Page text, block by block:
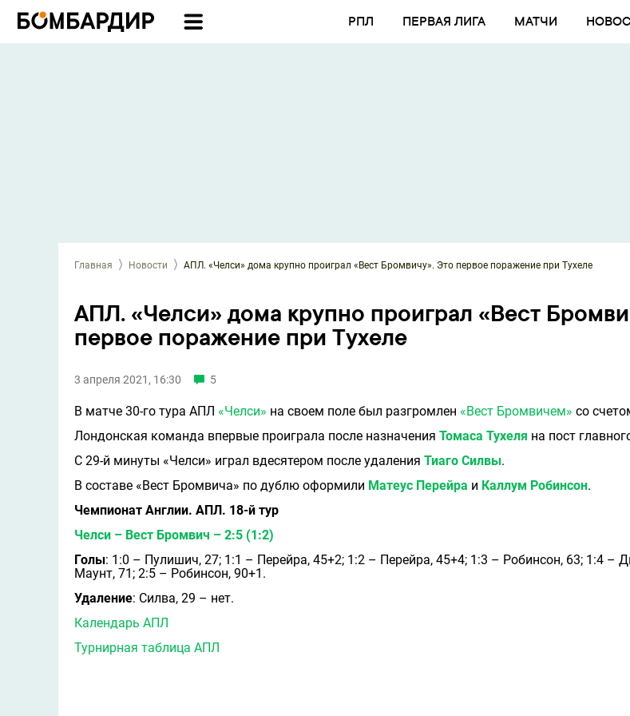
РПЛ ПЕРВАЯ ЛИГА МАТЧИ
Главная Новости АПЛ. «Челси» дома крупно проиграл «Вест Бромвичу». Это первое поражение при Тухеле
АПЛ. «Челси» дома крупно проиграл «Вест
первое поражение при Тухеле
3 апреля 2021, 16:30 5
В матче 30-го тура АПЛ «Челси» на своем поле был разгромлен «Вест Бромвичем» со
Лондонская команда впервые проиграла после назначения Томаса Тухеля на пост
С 29-й минуты «Челси» играл вдесятером после удаления Тиаго Силвы.
В составе «Вест Бромвича» по дублю оформили Матеус Перейра и Каллум Робинсон.
Чемпионат Англии. АПЛ. 18-й тур
Челси – Вест Бромвич – 2:5 (1:2)
Голы: 1:0 – Пулишич, 27; 1:1 – Перейра, 45+2; 1:2 – Перейра, 45+4; 1:3 – Робинсон, 63; 1:4 –
Маунт, 71; 2:5 – Робинсон, 90+1.
Удаление: Силва, 29 – нет.
Календарь АПЛ
Турнирная таблица АПЛ